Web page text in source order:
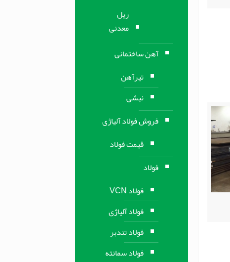
ریل
معدنی
آهن ساختمانی
تیرآهن
نبشی
فروش فولاد آلیاژی
قیمت فولاد
فولاد
فولاد VCN
فولاد آلیاژی
فولاد تندبر
فولاد سمانته